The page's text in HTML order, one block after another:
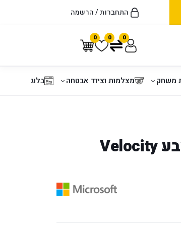
התחברות / הרשמה
0 0 0
משחק מצלמות וציוד אבטחה בלוג
בקר Xbox Series בצבע Velocity